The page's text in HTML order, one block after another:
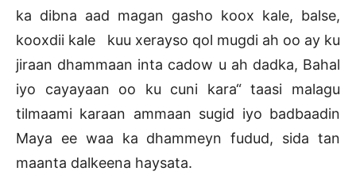
ka dibna aad magan gasho koox kale, balse,
kooxdii kale kuu xerayso qol mugdi ah oo ay ku
jiraan dhammaan inta cadow u ah dadka, Bahal
iyo cayayaan oo ku cuni kara“ taasi malagu
tilmaami karaan ammaan sugid iyo badbaadin
Maya ee waa ka dhammeyn fudud, sida tan
maanta dalkeena haysata.